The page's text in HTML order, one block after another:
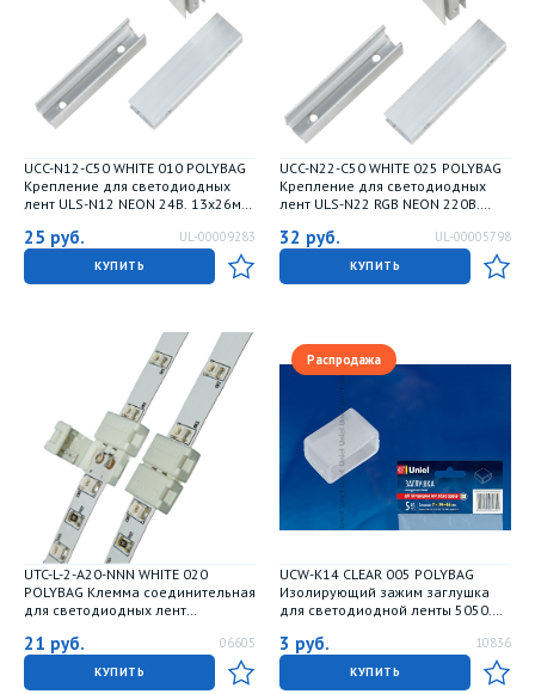
UCC-N12-C50 WHITE 010 POLYBAG
Крепление для светодиодных
лент ULS-N12 NEON 24В. 13x26мм.
Uniel
25 руб. UL-00009283
КУПИТЬ
UCC-N22-C50 WHITE 025 POLYBAG
Крепление для светодиодных
лент ULS-N22 RGB NEON 220В.
пакете. TM Uniel
32 руб. UL-00005798
КУПИТЬ
UTC-L-2-A20-NNN WHITE 020
POLYBAG Клемма соединительная
для светодиодных лент
Белый. 20штук в пакете. TM Uniel
21 руб. 06605
КУПИТЬ
Распродажа
UCW-K14 CLEAR 005 POLYBAG
Изолирующий зажим заглушка
для светодиодной ленты 5050.
штук в пакете
3 руб. 10836
КУПИТЬ